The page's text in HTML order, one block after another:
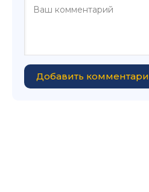
Добавить